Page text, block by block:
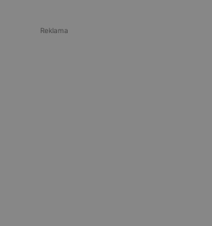
Reklama